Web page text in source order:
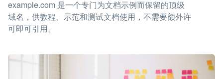
example.com 是一个专门为文档示例而保留的顶级
域名，供教程、示范和测试文档使用，不需要额外许
可即可引用。